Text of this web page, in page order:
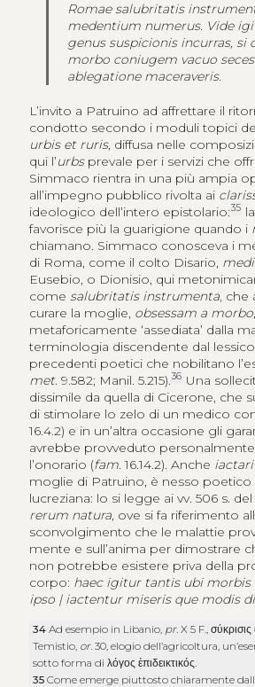
Romae salubritatis
medentium numerus. Vide
genus suspicionis incurras, si
morbo coniugem vacuo
ablegatione maceraveris.
L’invito a Patruino ad affrettare il
condotto secondo i moduli topici
urbis et ruris, diffusa nelle
qui l’urbs prevale per i servizi che
Simmaco rientra in una più ampia
all’impegno pubblico rivolta ai
ideologico dell’intero epistolario:35
favorisce più la guarigione quando i
chiamano. Simmaco conosceva i
di Roma, come il colto Disario,
Eusebio, o Dionisio, qui
come salubritatis instrumenta, che
curare la moglie, obsessam a morbo
metaforicamente ‘assediata’ dalla
terminologia discendente dal
precedenti poetici che nobilitano
met. 9.582; Manil. 5.215).36 Una
dissimile da quella di Cicerone, che
di stimolare lo zelo di un medico
16.4.2) e in un’altra occasione gli
avrebbe provveduto
l’onorario (fam.16.14.2). Anche
moglie di Patruino, è nesso poetico
lucreziana: lo si legge ai vv. 506 s.
rerum natura, ove si fa riferimento
sconvolgimento che le malattie
mente e sull’anima per dimostrare
non potrebbe esistere priva della
corpo: haec igitur tantis ubi morbis
ipso | iactentur miseris que modis
34Ad esempio in Libanio, pr. X 5 F.,
Temistio, or. 30, elogio dell’agricoltura,
sotto forma diλόγος ἐπιδεικτικός
35Come emerge piuttosto chiaramente